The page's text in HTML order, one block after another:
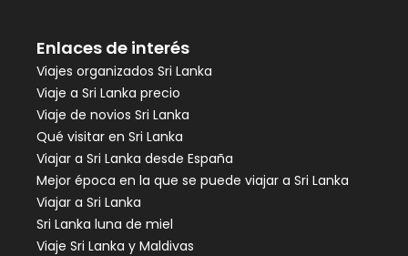
Enlaces de interés
Viajes organizados Sri Lanka
Viaje a Sri Lanka precio
Viaje de novios Sri Lanka
Qué visitar en Sri Lanka
Viajar a Sri Lanka desde España
Mejor época en la que se puede viajar a Sri Lanka
Viajar a Sri Lanka
Sri Lanka luna de miel
Viaje Sri Lanka y Maldivas